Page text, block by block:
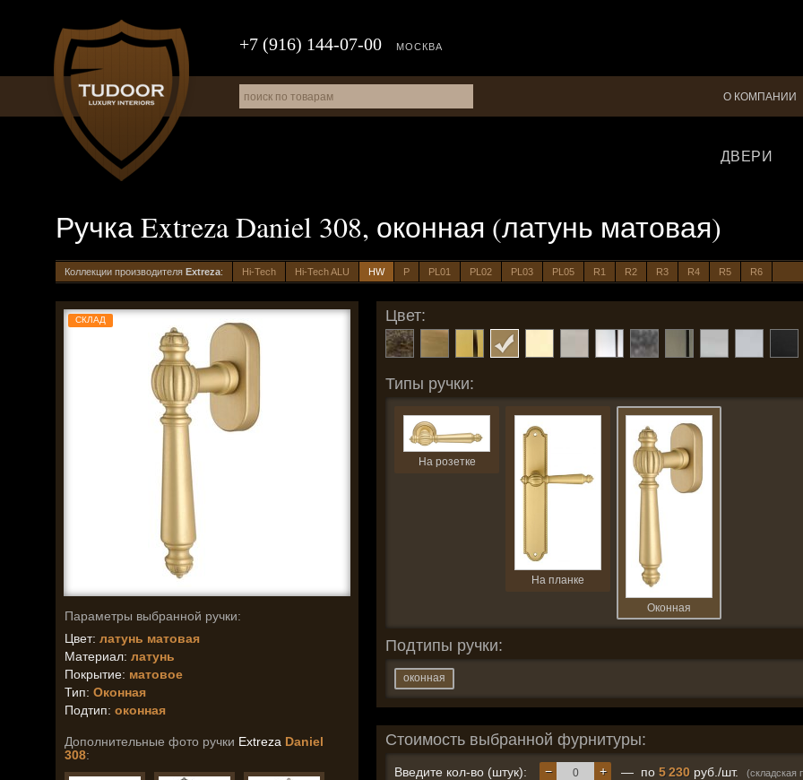
+7 (916) 144-07-00 МОСКВА
О КОМПАНИИ
ДВЕРИ
Ручка Extreza Daniel 308, оконная (латунь матовая)
Коллекции производителя Extreza: Hi-Tech Hi-Tech ALU HW P PL01 PL02 PL03 PL05 R1 R2 R3 R4 R5 R6
СКЛАД
Параметры выбранной ручки:
Цвет: латунь матовая
Материал: латунь
Покрытие: матовое
Тип: Оконная
Подтип: оконная
Дополнительные фото ручки Extreza Daniel
308:
Цвет:
Типы ручки:
На розетке
На планке
Оконная
Подтипы ручки:
оконная
Стоимость выбранной фурнитуры:
Введите кол-во (штук): +
− — по 5 230 руб./шт. (складская